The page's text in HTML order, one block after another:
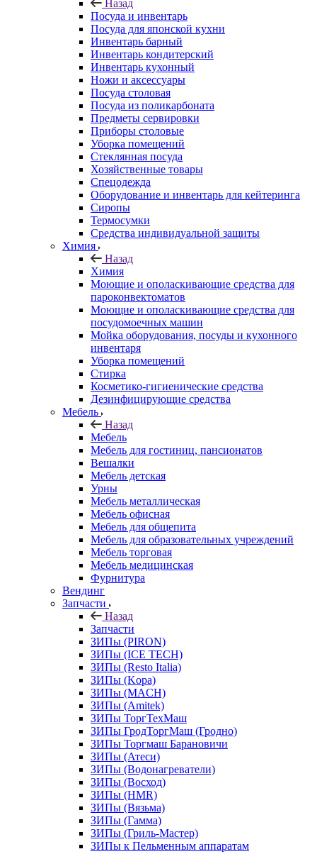
Назад
Посуда и инвентарь
Посуда для японской кухни
Инвентарь барный
Инвентарь кондитерский
Инвентарь кухонный
Ножи и аксессуары
Посуда столовая
Посуда из поликарбоната
Предметы сервировки
Приборы столовые
Уборка помещений
Стеклянная посуда
Хозяйственные товары
Спецодежда
Оборудование и инвентарь для кейтеринга
Сиропы
Термосумки
Средства индивидуальной защиты
Химия
Назад
Химия
Моющие и ополаскивающие средства для
пароконвектоматов
Моющие и ополаскивающие средства для
посудомоечных машин
Мойка оборудования, посуды и кухонного
инвентаря
Уборка помещений
Стирка
Косметико-гигиенические средства
Дезинфицирующие средства
Мебель
Назад
Мебель
Мебель для гостиниц, пансионатов
Вешалки
Мебель детская
Урны
Мебель металлическая
Мебель офисная
Мебель для общепита
Мебель для образовательных учреждений
Мебель торговая
Мебель медицинская
Фурнитура
Вендинг
Запчасти
Назад
Запчасти
ЗИПы (PIRON)
ЗИПы (ICE TECH)
ЗИПы (Resto Italia)
ЗИПы (Kopa)
ЗИПы (MACH)
ЗИПы (Amitek)
ЗИПы ТоргТехМаш
ЗИПы ГродТоргМаш (Гродно)
ЗИПы Торгмаш Барановичи
ЗИПы (Атеси)
ЗИПы (Водонагреватели)
ЗИПы (Восход)
ЗИПы (HMR)
ЗИПы (Вязьма)
ЗИПы (Гамма)
ЗИПы (Гриль-Мастер)
ЗИПы к Пельменным аппаратам